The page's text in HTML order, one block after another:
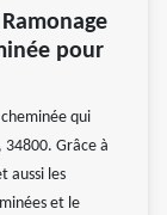
pour
qui
34800. Grâce à
aussi les
et le